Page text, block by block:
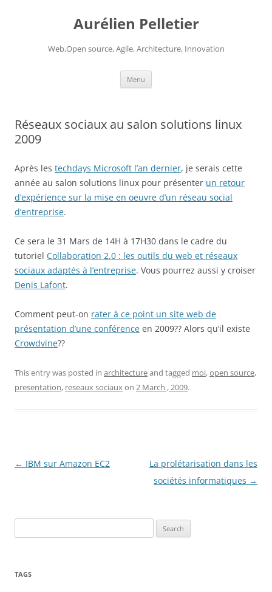
Aurélien Pelletier
Web,Open source, Agile, Architecture, Innovation
Menu
Réseaux sociaux au salon solutions linux
2009
Après les techdays Microsoft l’an dernier, je serais cette
année au salon solutions linux pour présenter un retour
d’expérience sur la mise en oeuvre d’un réseau social
d’entreprise.
Ce sera le 31 Mars de 14H à 17H30 dans le cadre du
tutoriel Collaboration 2.0 : les outils du web et réseaux
sociaux adaptés à l’entreprise. Vous pourrez aussi y croiser
Denis Lafont.
Comment peut-on rater à ce point un site web de
présentation d’une conférence en 2009?? Alors qu’il existe
Crowdvine??
This entry was posted in architectureand tagged moi,open source,
presentation, reseaux sociauxon 2 March , 2009.
Post
← IBM sur Amazon EC2
La prolétarisation dans les
sociétés informatiques →
for:
TAGS